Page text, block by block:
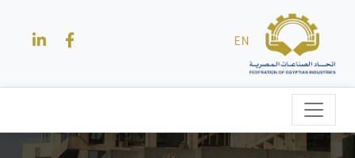
EN